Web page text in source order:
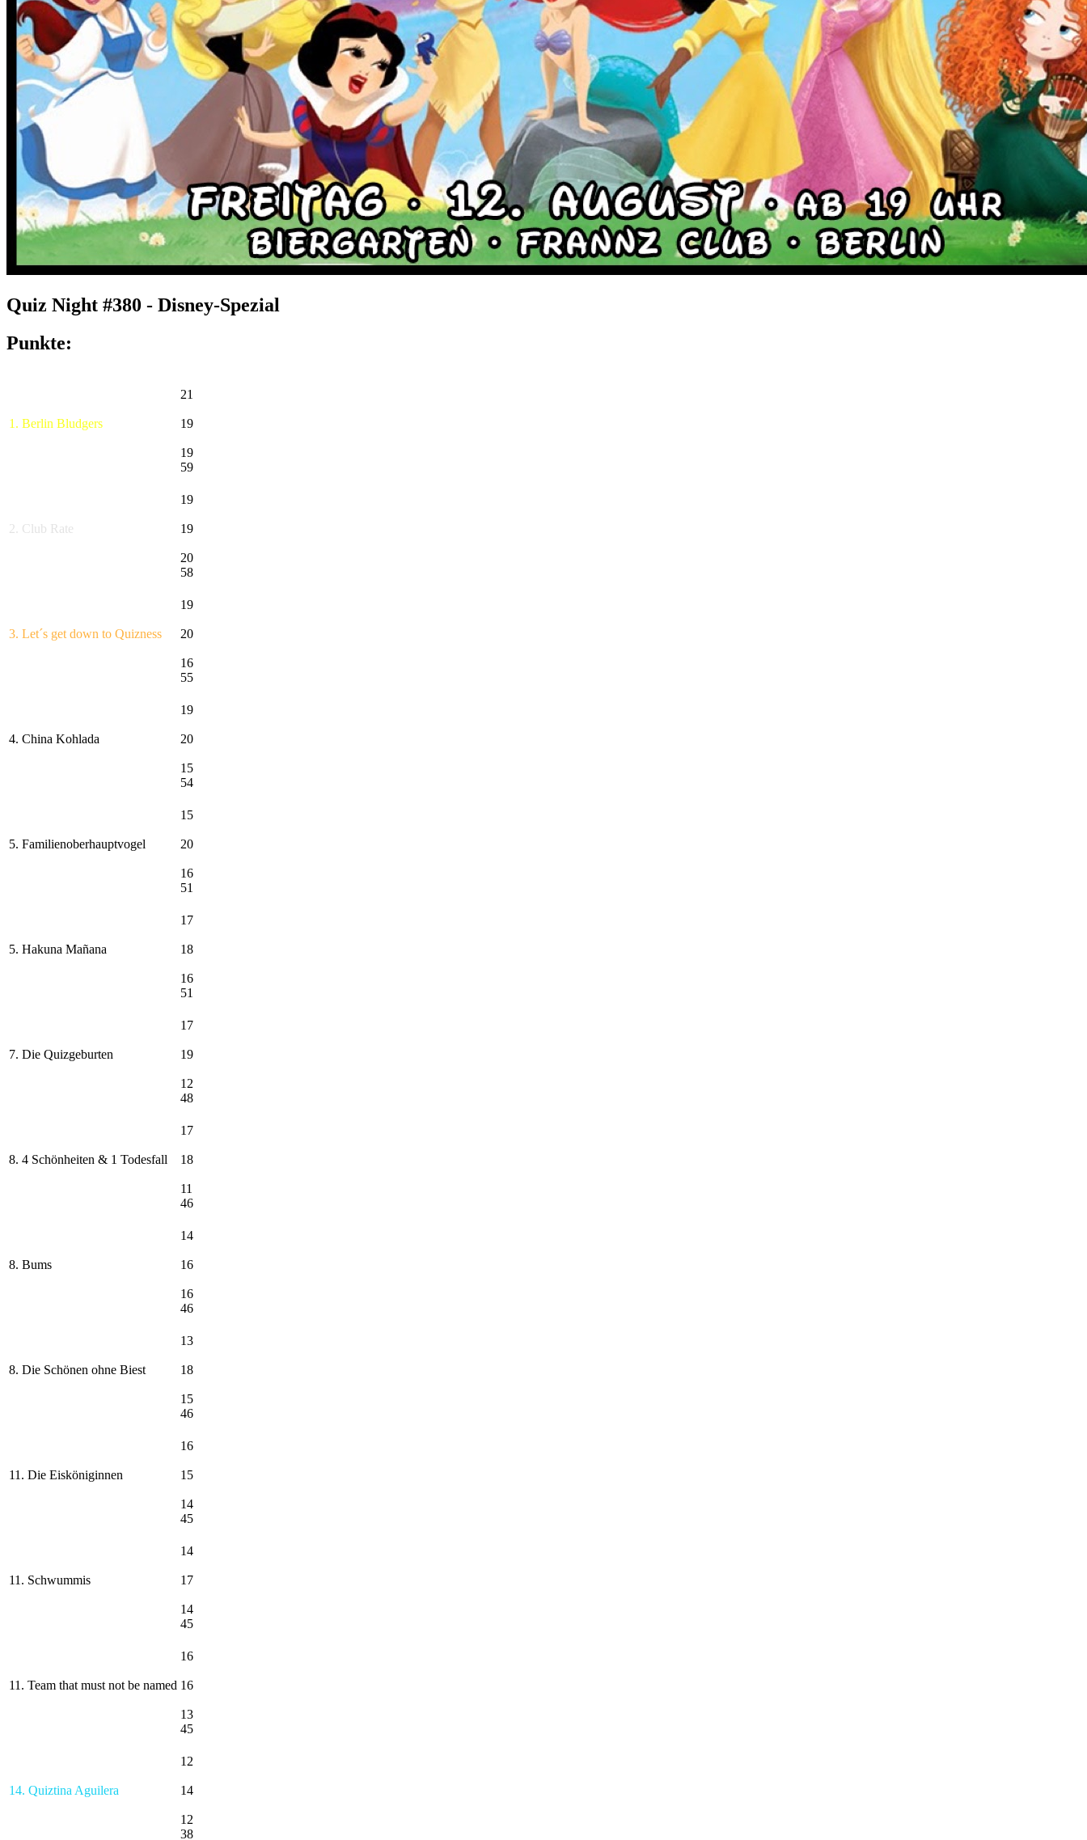
Quiz Night #380 - Disney-Spezial
Punkte:
1. Berlin Bludgers
21
19
19
59
2. Club Rate
19
19
20
58
3. Let´s get down to Quizness
19
20
16
55
4. China Kohlada
19
20
15
54
5. Familienoberhauptvogel
15
20
16
51
5. Hakuna Mañana
17
18
16
51
7. Die Quizgeburten
17
19
12
48
8. 4 Schönheiten & 1 Todesfall
17
18
11
46
8. Bums
14
16
16
46
8. Die Schönen ohne Biest
13
18
15
46
11. Die Eisköniginnen
16
15
14
45
11. Schwummis
14
17
14
45
11. Team that must not be named
16
16
13
45
14. Quiztina Aguilera
12
14
12
38